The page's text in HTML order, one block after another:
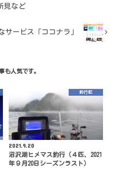
見など
サービス「ココナラ」
も人気です。
釣行記
2021.9.20
沼沢湖ヒメマス釣行（４匹、2021
年９月20日シーズンラスト）